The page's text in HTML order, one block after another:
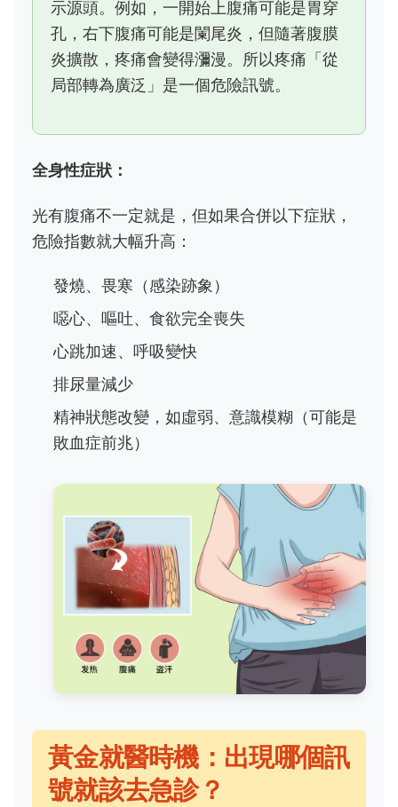
示源頭。例如，一開始上腹痛可能是胃穿
孔，右下腹痛可能是闌尾炎，但隨著腹膜
炎擴散，疼痛會變得瀰漫。所以疼痛「從
局部轉為廣泛」是一個危險訊號。
全身性症狀：
光有腹痛不一定就是，但如果合併以下症狀，
危險指數就大幅升高：
發燒、畏寒（感染跡象）
噁心、嘔吐、食欲完全喪失
心跳加速、呼吸變快
排尿量減少
精神狀態改變，如虛弱、意識模糊（可能是
敗血症前兆）
黃金就醫時機：出現哪個訊
號就該去急診？